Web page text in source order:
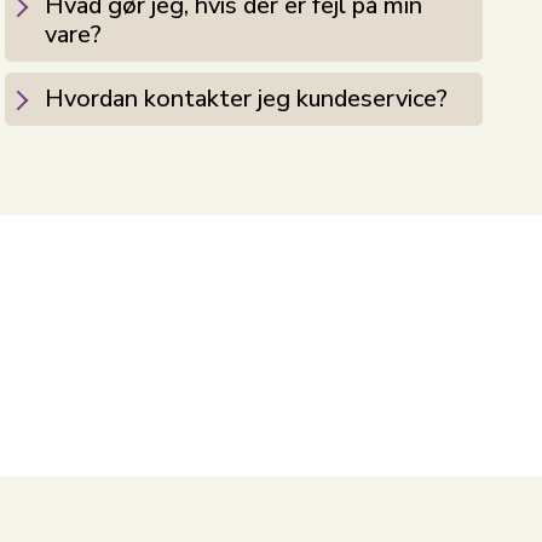
vare?
Hvordan kontakter jeg kundeservice?